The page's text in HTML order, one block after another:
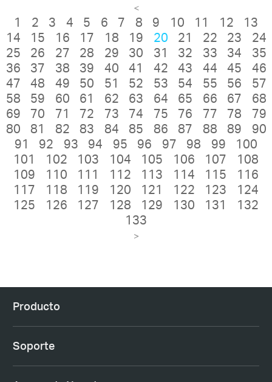
<
1 2 3 4 5 6 7 8 9 10 11 12
13
14
15 16 17 18 19 20 21 22 23
24
25
26 27 28 29 30 31 32 33 34
35
36
37 38 39 40 41 42 43 44 45
46
47
48 49 50 51 52 53 54 55 56
57
58
59 60 61 62 63 64 65 66 67
68
69
70 71 72 73 74 75 76 77 78
79
80
81 82 83 84 85 86 87 88 89
90
91
92 93 94 95 96 97 98 99
100
101
102 103 104 105 106 107
108
109
110 111 112 113 114 115
116
117
118 119 120 121 122 123
124
125
126 127 128 129 130 131
132
133
>
Producto
Soporte